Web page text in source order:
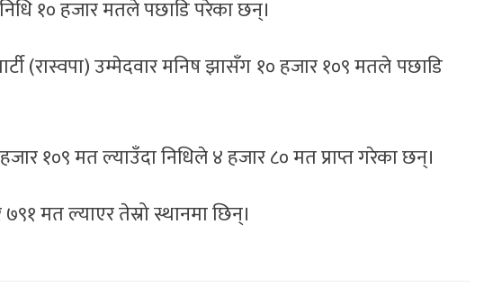
१० हजार मतले पछाडि परेका छन्।
पार्टी (रास्वपा) उम्मेदवार मनिष झासँग १० हजार १०९ मतले पछाडि
१०९ मत ल्याउँदा निधिले ४ हजार ८० मत प्राप्त गरेका छन्।
मत ल्याएर तेस्रो स्थानमा छिन्।